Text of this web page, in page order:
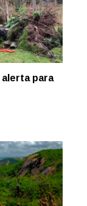
para